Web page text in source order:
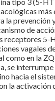
la prevención
de
receptores 5-
vagales
como en la
se
hacia el
la activación